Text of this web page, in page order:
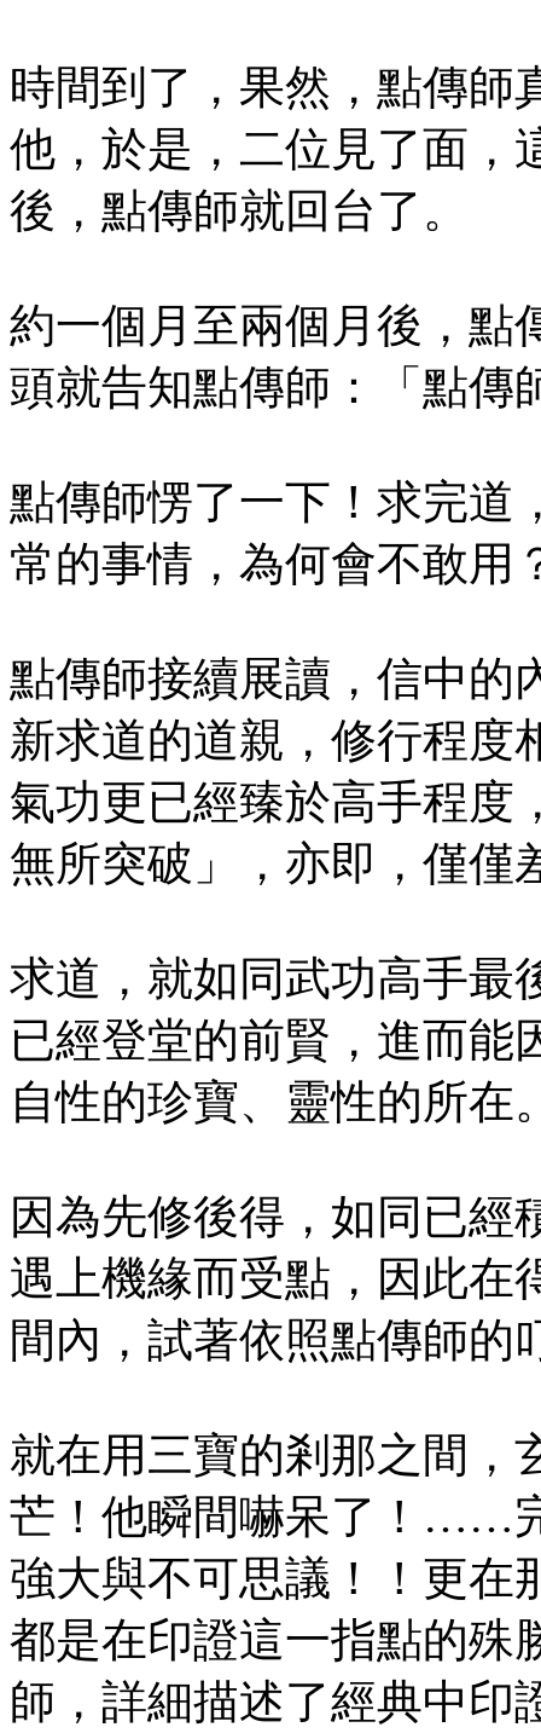
時間到了，果然，點傳師
他，於是，二位見了面，
後，點傳師就回台了。
約一個月至兩個月後，點
頭就告知點傳師：「點
點傳師愣了一下！求完道
常的事情，為何會不敢用
點傳師接續展讀，信中的
新求道的道親，修行程度
氣功更已經臻於高手程度
無所突破」，亦即，僅僅
求道，就如同武功高手最
已經登堂的前賢，進而能
自性的珍寶、靈性的所在
因為先修後得，如同已經
遇上機緣而受點，因此在
間內，試著依照點傳師
就在用三寶的剎那之間，
芒！他瞬間嚇呆了！……
強大與不可思議！！更在
都是在印證這一指點的殊
師，詳細描述了經典中印